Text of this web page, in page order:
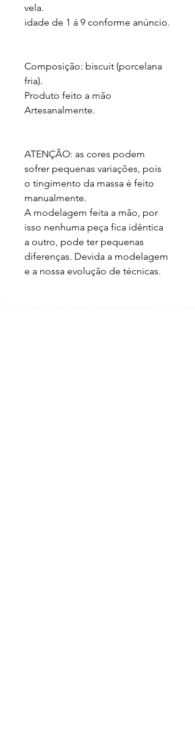
vela.
idade de 1 á 9 conforme anúncio.
Composição: biscuit (porcelana
fria).
Produto feito a mão
Artesanalmente.
ATENÇÃO: as cores podem
sofrer pequenas variações, pois
o tingimento da massa é feito
manualmente.
A modelagem feita a mão, por
isso nenhuma peça fica idêntica
a outro, pode ter pequenas
diferenças. Devida a modelagem
e a nossa evolução de técnicas.